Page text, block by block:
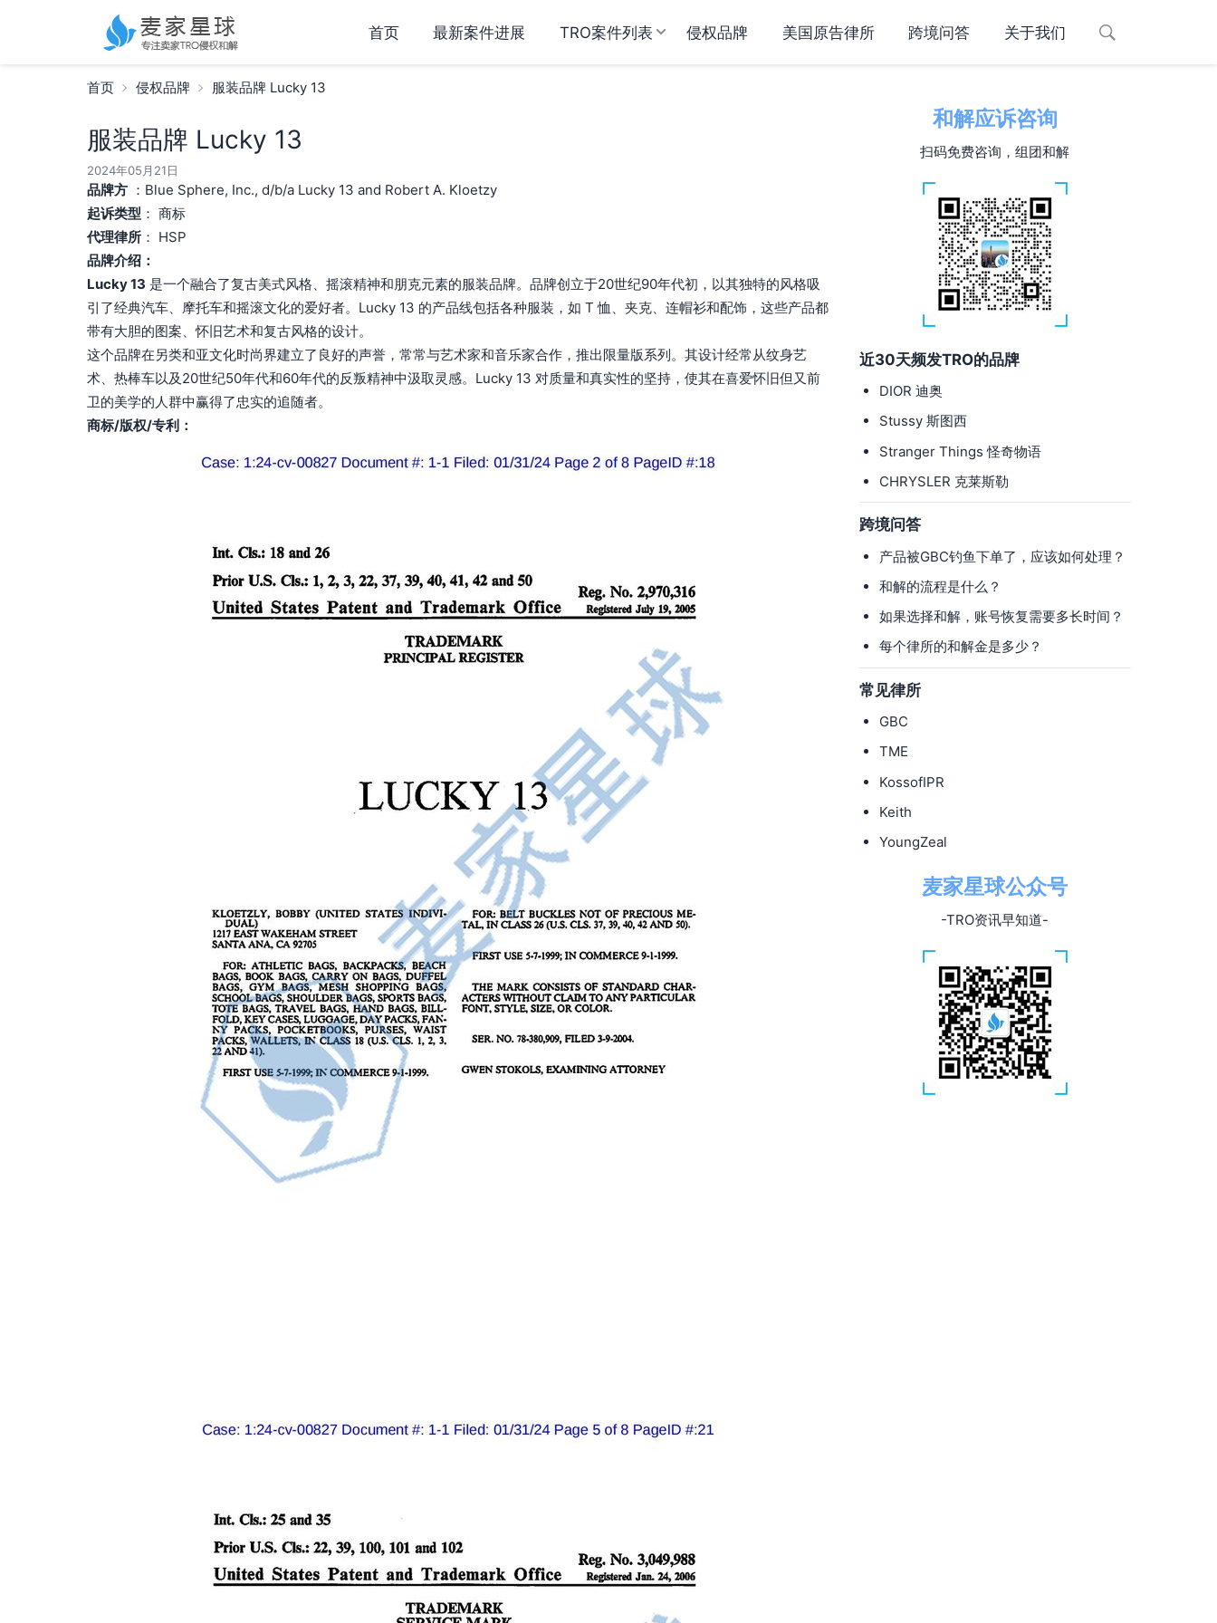
首页 最新案件进展 TRO案件列表 侵权品牌 美国原告律所 跨境问答 关于我们
首页 侵权品牌 服装品牌 Lucky 13
和解应诉咨询
扫码免费咨询，组团和解
近30天频发TRO的品牌
DIOR 迪奥
Stussy 斯图西
Stranger Things 怪奇物语
CHRYSLER 克莱斯勒
跨境问答
产品被GBC钓鱼下单了，应该如何处理？
和解的流程是什么？
如果选择和解，账号恢复需要多长时间？
每个律所的和解金是多少？
常见律所
GBC
TME
KossofIPR
Keith
YoungZeal
麦家星球公众号
-TRO资讯早知道-
服装品牌 Lucky 13
2024年05月21日
品牌方：Blue Sphere, Inc., d/b/a Lucky 13 and Robert A. Kloetzy
起诉类型 ： 商标
代理律所： HSP
品牌介绍：
Lucky 13 是一个融合了复古美式风格、摇滚精神和朋克元素的服装品牌。品牌创立于20世纪90年代初，以其独特的风格吸
引了经典汽车、摩托车和摇滚文化的爱好者。Lucky 13 的产品线包括各种服装，如 T 恤、夹克、连帽衫和配饰，这些产品都
带有大胆的图案、怀旧艺术和复古风格的设计。
这个品牌在另类和亚文化时尚界建立了良好的声誉，常常与艺术家和音乐家合作，推出限量版系列。其设计经常从纹身艺
术、热棒车以及20世纪50年代和60年代的反叛精神中汲取灵感。Lucky 13 对质量和真实性的坚持，使其在喜爱怀旧但又前
卫的美学的人群中赢得了忠实的追随者。
商标/版权/专利：